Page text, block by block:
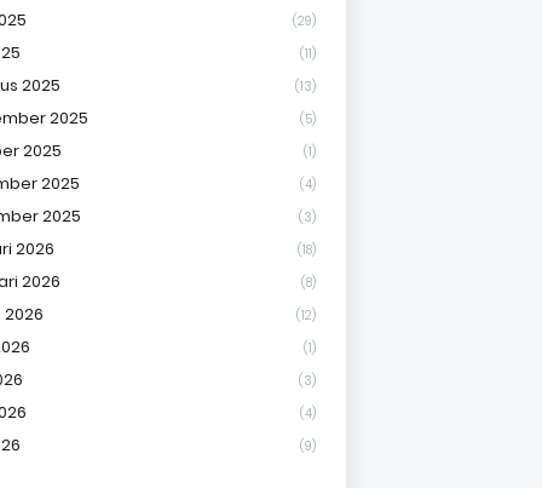
(29)
(11)
2025 (13)
2025 (5)
2025 (1)
2025 (4)
2025 (3)
2026 (18)
2026 (8)
(12)
(1)
(3)
(4)
(9)